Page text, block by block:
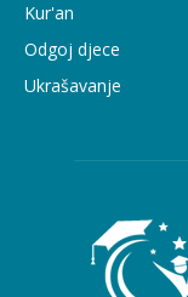
Kur'an
Odgoj djece
Ukrašavanje